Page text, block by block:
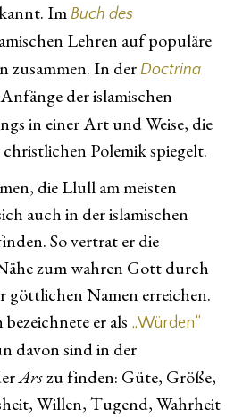
Im Buch des
Lehren auf populäre
zusammen. In derDoctrina
der islamischen
in einer Art und Weise, die
Polemik spiegelt.
die Llull am meisten
auch in der islamischen
So vertrat er die
zum wahren Gott durch
göttlichen Namen erreichen.
er als „Würden“
davon sind in der
Arszu finden: Güte, Größe,
Willen, Tugend, Wahrheit